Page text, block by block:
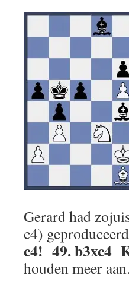
Gerard had
c4)
c4! 49. b3xc4
houden meer aan.